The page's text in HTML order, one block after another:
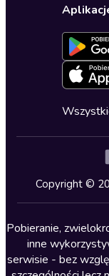
Dla młodzieży
Kryminały
Lektury szkolne
Literatura
Literatura faktu
Oferta
Dołącz
Blog
Cykle
Copyright ©
Pobieranie,
inne
serwisie - bez